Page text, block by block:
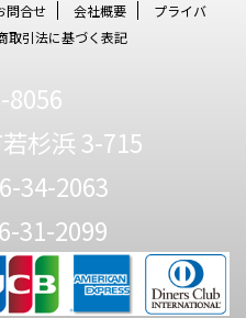
問合せ 会社概要
プライバ
取引法に基づく表記
8056
杉浜 3-715
34-2063
31-2099